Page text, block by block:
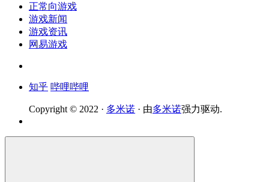
正常向游戏
游戏新闻
游戏资讯
网易游戏
知乎 哔哩哔哩
Copyright © 2022 · 多米诺 · 由多米诺强力驱动.